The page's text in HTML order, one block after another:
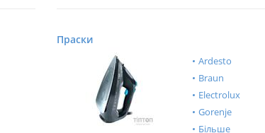
Праски
Ardesto
Braun
Electrolux
Gorenje
Більше